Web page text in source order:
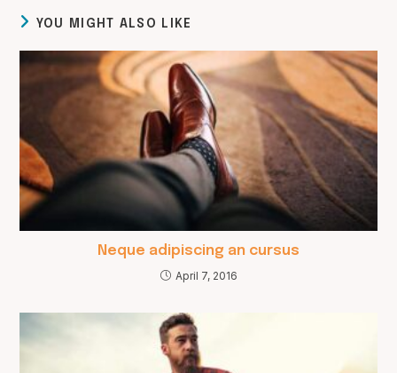
YOU MIGHT ALSO LIKE
Neque adipiscing an cursus
April 7, 2016